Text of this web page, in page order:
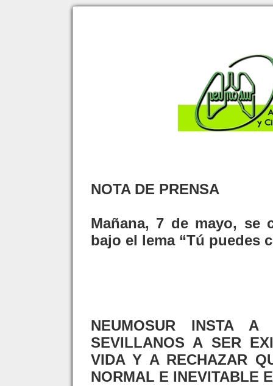
NOTA DE PRENSA
Mañana, 7 de mayo, se
bajo el lema “Tú puedes
NEUMOSUR INSTA A
SEVILLANOS A SER
VIDA Y A RECHAZAR
NORMAL E INEVITABLE